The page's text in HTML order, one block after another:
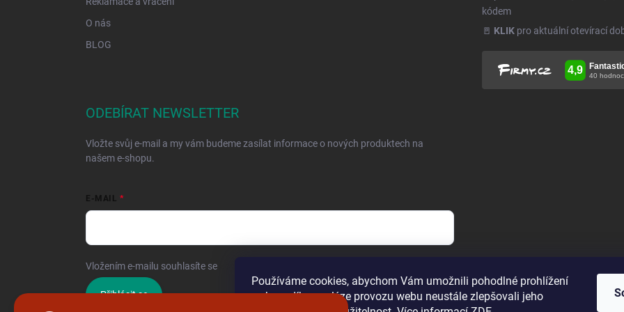
Používáme cookies, abychom Vám umožnili pohodlné prohlížení
webu a díky analýze provozu webu neustále zlepšovali jeho
O nás
BLOG
kódem
🚪 KLIK pro aktuální otevírací
ODEBÍRAT NEWSLETTER
Vložte svůj e-mail a my vám budeme zasílat informace o nových produktech na
našem e-shopu.
E-MAIL
Vložením e-mailu souhlasíte se
Přihlásit se